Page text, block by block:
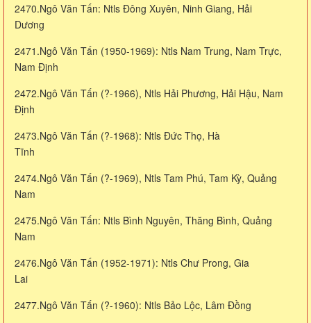
2470.Ngô Văn Tấn: Ntls Đông Xuyên, Ninh Giang, Hải
Dương
2471.Ngô Văn Tấn (1950-1969): Ntls Nam Trung, Nam Trực,
Nam Định
2472.Ngô Văn Tấn (?-1966), Ntls Hải Phương, Hải Hậu, Nam
Định
2473.Ngô Văn Tấn (?-1968): Ntls Đức Thọ, Hà
Tĩnh
2474.Ngô Văn Tấn (?-1969), Ntls Tam Phú, Tam Kỳ, Quảng
Nam
2475.Ngô Văn Tấn: Ntls Bình Nguyên, Thăng Bình, Quảng
Nam
2476.Ngô Văn Tấn (1952-1971): Ntls Chư Prong, Gia
Lai
2477.Ngô Văn Tấn (?-1960): Ntls Bảo Lộc, Lâm Đồng